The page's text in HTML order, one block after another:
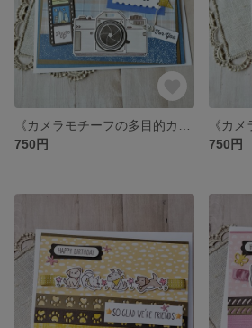
750円
750円